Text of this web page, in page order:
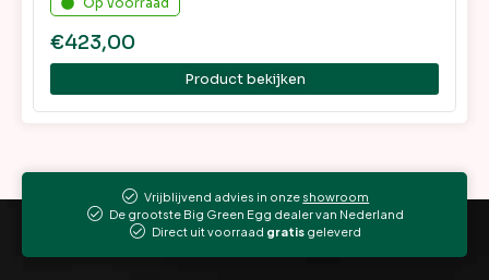
€423,00
Product bekijken
Vrijblijvend advies in onze showroom
De grootste Big Green Egg dealer van Nederland
Direct uit voorraad gratis geleverd